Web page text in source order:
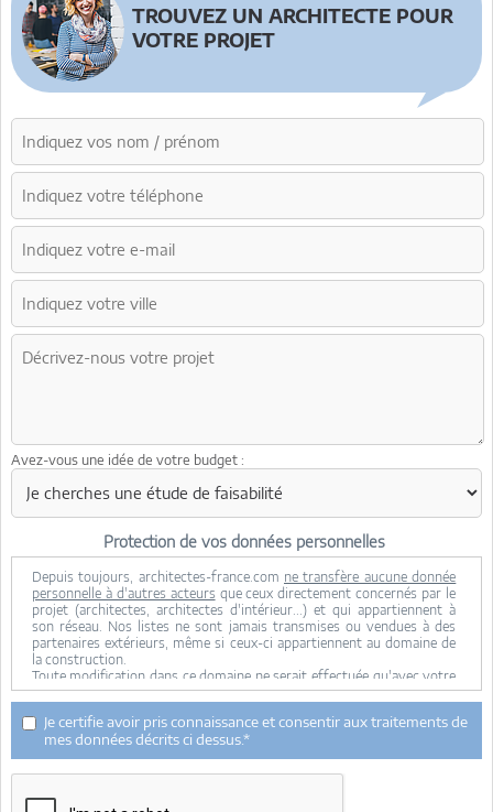
TROUVEZ UN ARCHITECTE POUR
VOTRE PROJET
Avez-vous une idée de votre budget :
Protection de vos données personnelles
Depuis toujours, architectes-france.com ne transfère aucune donnée
personnelle à d'autres acteurs que ceux directement concernés par le
projet (architectes, architectes d'intérieur...) et qui appartiennent à
son réseau. Nos listes ne sont jamais transmises ou vendues à des
partenaires extérieurs, même si ceux-ci appartiennent au domaine de
la construction.
Toute modification dans ce domaine ne serait effectuée qu'avec votre
consentement.
Je consens à ce que mes données personnelles soient collectées pour
permettre à architectes-france de transférer votre projet aux
architectes. Seul Architectes-france, ses équipes internes et la
maitrise d'oeuvre concernée par le projet y ont accès. Aucune
transmission de données à des tiers à l'exclusion de ceux décrits ci
dessus n'est réalisée.
Je certifie avoir pris connaissance et consentir aux traitements de
mes données décrits ci dessus.*